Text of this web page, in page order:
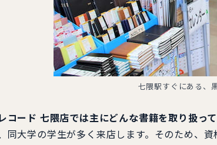
七隈駅すぐにある、
ード 七隈店では主にどんな書籍を取り扱って
大学の学生が多く来店します。そのため、